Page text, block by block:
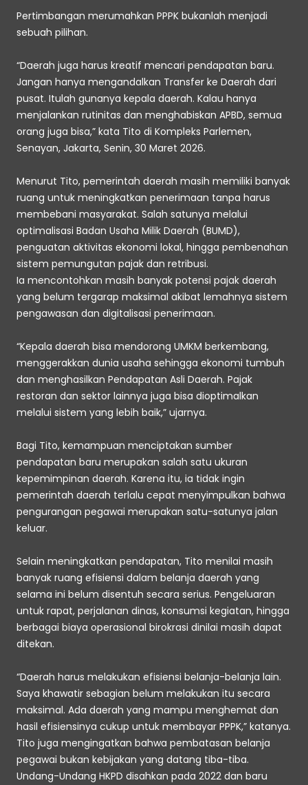
Pertimbangan merumahkan PPPK bukanlah menjadi
sebuah pilihan.
“Daerah juga harus kreatif mencari pendapatan baru.
Jangan hanya mengandalkan Transfer ke Daerah dari
pusat. Itulah gunanya kepala daerah. Kalau hanya
menjalankan rutinitas dan menghabiskan APBD, semua
orang juga bisa,” kata Tito di Kompleks Parlemen,
Senayan, Jakarta, Senin, 30 Maret 2026.
Menurut Tito, pemerintah daerah masih memiliki banyak
ruang untuk meningkatkan penerimaan tanpa harus
membebani masyarakat. Salah satunya melalui
optimalisasi Badan Usaha Milik Daerah (BUMD),
penguatan aktivitas ekonomi lokal, hingga pembenahan
sistem pemungutan pajak dan retribusi.
Ia mencontohkan masih banyak potensi pajak daerah
yang belum tergarap maksimal akibat lemahnya sistem
pengawasan dan digitalisasi penerimaan.
“Kepala daerah bisa mendorong UMKM berkembang,
menggerakkan dunia usaha sehingga ekonomi tumbuh
dan menghasilkan Pendapatan Asli Daerah. Pajak
restoran dan sektor lainnya juga bisa dioptimalkan
melalui sistem yang lebih baik,” ujarnya.
Bagi Tito, kemampuan menciptakan sumber
pendapatan baru merupakan salah satu ukuran
kepemimpinan daerah. Karena itu, ia tidak ingin
pemerintah daerah terlalu cepat menyimpulkan bahwa
pengurangan pegawai merupakan satu-satunya jalan
keluar.
Selain meningkatkan pendapatan, Tito menilai masih
banyak ruang efisiensi dalam belanja daerah yang
selama ini belum disentuh secara serius. Pengeluaran
untuk rapat, perjalanan dinas, konsumsi kegiatan, hingga
berbagai biaya operasional birokrasi dinilai masih dapat
ditekan.
“Daerah harus melakukan efisiensi belanja-belanja lain.
Saya khawatir sebagian belum melakukan itu secara
maksimal. Ada daerah yang mampu menghemat dan
Tito juga mengingatkan bahwa pembatasan belanja
pegawai bukan kebijakan yang datang tiba-tiba.
Undang-Undang HKPD disahkan pada 2022 dan baru